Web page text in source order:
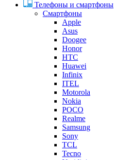
Телефоны и смартфоны
Смартфоны
Apple
Asus
Doogee
Honor
HTC
Huawei
Infinix
ITEL
Motorola
Nokia
POCO
Realme
Samsung
Sony
TCL
Tecno